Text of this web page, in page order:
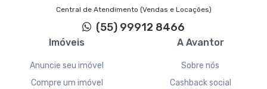
Central de Atendimento (Vendas e Locações)
(55) 99912 8466
Imóveis
Anuncie seu imóvel
Compre um imóvel
A Avantor
Sobre nós
Cashback social